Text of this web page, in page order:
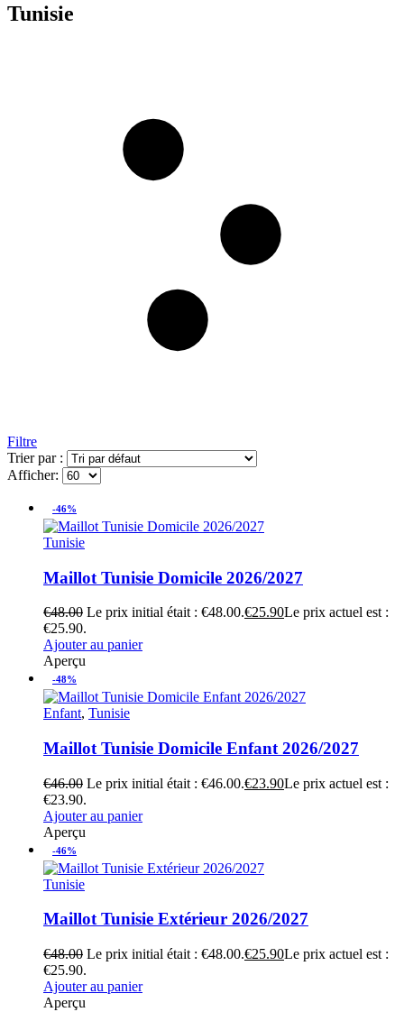
Tunisie
Filtre
Trier par :
Afficher:
-46%
Tunisie
Maillot Tunisie Domicile 2026/2027
€48.00 Le prix initial était : €48.00.€25.90Le prix actuel est :
€25.90.
Ajouter au panier
Aperçu
-48%
Enfant, Tunisie
Maillot Tunisie Domicile Enfant 2026/2027
€46.00 Le prix initial était : €46.00.€23.90Le prix actuel est :
€23.90.
Ajouter au panier
Aperçu
-46%
Tunisie
Maillot Tunisie Extérieur 2026/2027
€48.00 Le prix initial était : €48.00.€25.90Le prix actuel est :
€25.90.
Ajouter au panier
Aperçu